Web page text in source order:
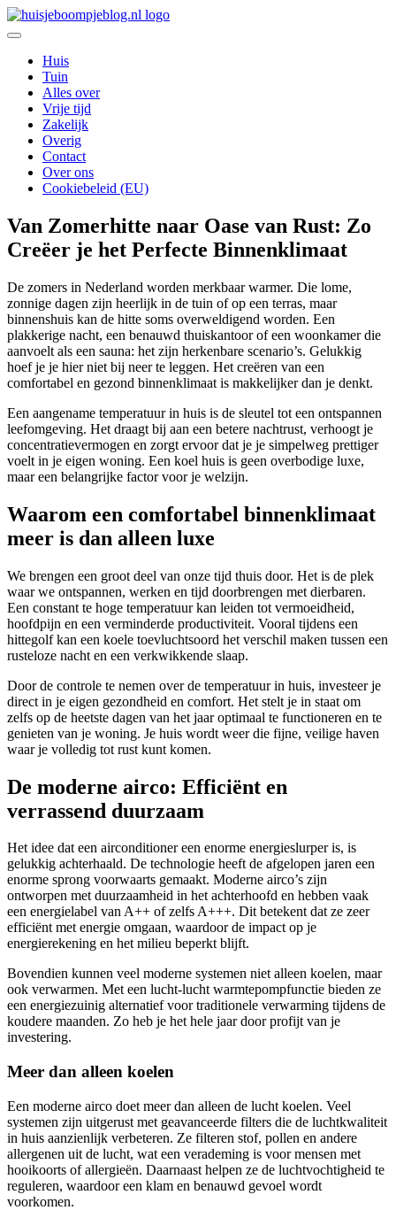
Ga
naar
inhoud
Huisje Boompje Blog
Huis
Tuin
Alles over
Vrije tijd
Zakelijk
Overig
Contact
Over ons
Cookiebeleid (EU)
Van Zomerhitte naar Oase van Rust: Zo
Creëer je het Perfecte Binnenklimaat
De zomers in Nederland worden merkbaar warmer. Die lome,
zonnige dagen zijn heerlijk in de tuin of op een terras, maar
binnenshuis kan de hitte soms overweldigend worden. Een
plakkerige nacht, een benauwd thuiskantoor of een woonkamer die
aanvoelt als een sauna: het zijn herkenbare scenario’s. Gelukkig
hoef je je hier niet bij neer te leggen. Het creëren van een
comfortabel en gezond binnenklimaat is makkelijker dan je denkt.
Een aangename temperatuur in huis is de sleutel tot een ontspannen
leefomgeving. Het draagt bij aan een betere nachtrust, verhoogt je
concentratievermogen en zorgt ervoor dat je je simpelweg prettiger
voelt in je eigen woning. Een koel huis is geen overbodige luxe,
maar een belangrijke factor voor je welzijn.
Waarom een comfortabel binnenklimaat
meer is dan alleen luxe
We brengen een groot deel van onze tijd thuis door. Het is de plek
waar we ontspannen, werken en tijd doorbrengen met dierbaren.
Een constant te hoge temperatuur kan leiden tot vermoeidheid,
hoofdpijn en een verminderde productiviteit. Vooral tijdens een
hittegolf kan een koele toevluchtsoord het verschil maken tussen een
rusteloze nacht en een verkwikkende slaap.
Door de controle te nemen over de temperatuur in huis, investeer je
direct in je eigen gezondheid en comfort. Het stelt je in staat om
zelfs op de heetste dagen van het jaar optimaal te functioneren en te
genieten van je woning. Je huis wordt weer die fijne, veilige haven
waar je volledig tot rust kunt komen.
De moderne airco: Efficiënt en
verrassend duurzaam
Het idee dat een airconditioner een enorme energieslurper is, is
gelukkig achterhaald. De technologie heeft de afgelopen jaren een
enorme sprong voorwaarts gemaakt. Moderne airco’s zijn
ontworpen met duurzaamheid in het achterhoofd en hebben vaak
een energielabel van A++ of zelfs A+++. Dit betekent dat ze zeer
efficiënt met energie omgaan, waardoor de impact op je
energierekening en het milieu beperkt blijft.
Bovendien kunnen veel moderne systemen niet alleen koelen, maar
ook verwarmen. Met een lucht-lucht warmtepompfunctie bieden ze
een energiezuinig alternatief voor traditionele verwarming tijdens de
koudere maanden. Zo heb je het hele jaar door profijt van je
investering.
Meer dan alleen koelen
Een moderne airco doet meer dan alleen de lucht koelen. Veel
systemen zijn uitgerust met geavanceerde filters die de luchtkwaliteit
in huis aanzienlijk verbeteren. Ze filteren stof, pollen en andere
allergenen uit de lucht, wat een verademing is voor mensen met
hooikoorts of allergieën. Daarnaast helpen ze de luchtvochtigheid te
reguleren, waardoor een klam en benauwd gevoel wordt
voorkomen.